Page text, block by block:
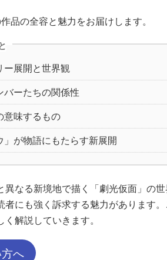
品の全容と魅力をお届けします。
ー展開と世界観
ーたちの関係性
意味するもの
」が物語にもたらす新展開
なる新境地で描く「劇光仮面」の
にも強く訴求する魅力があります
解説していきます。
へ